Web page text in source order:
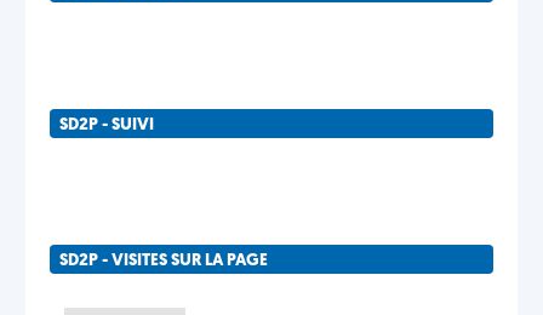
SD2P - SUIVI
SD2P - VISITES SUR LA PAGE